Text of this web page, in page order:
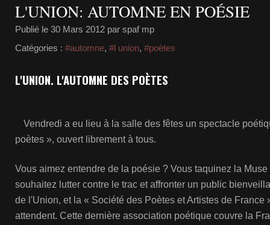
L'UNION: AUTOMNE EN POÉSIE
Publié le 30 Mars 2012 par spaf mp
Catégories : #automne, #l union, #poètes
L'UNION. L'AUTOMNE DES POÈTES
Vendredi a eu lieu à la salle des fêtes un spectacle
poètes », ouvert librement à tous.
Vous aimez entendre de la poésie ? Vous taquinez la
souhaitez lutter contre le trac et affronter un public
de l'Union, et la « Société des Poètes et Artistes de France
attendent. Cette dernière association poétique couvre la